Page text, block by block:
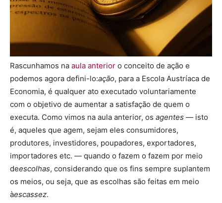
Rascunhamos na aula anterior o conceito de ação e
podemos agora defini-lo:ação, para a Escola Austríaca de
Economia, é qualquer ato executado voluntariamente
com o objetivo de aumentar a satisfação de quem o
executa. Como vimos na aula anterior, os agentes — isto
é, aqueles que agem, sejam eles consumidores,
produtores, investidores, poupadores, exportadores,
importadores etc. — quando o fazem o fazem por meio
deescolhas, considerando que os fins sempre suplantem
os meios, ou seja, que as escolhas são feitas em meio
àescassez.